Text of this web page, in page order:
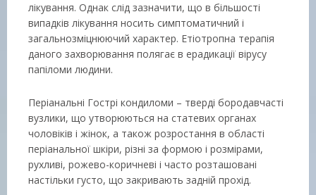
лікування. Однак слід зазначити, що в більшості
випадків лікування носить симптоматичний і
загальнозміцнюючий характер. Етіотропна терапія
даного захворювання полягає в ерадикації вірусу
папіломи людини.
Періанальні Гострі кондиломи – тверді бородавчасті
вузлики, що утворюються на статевих органах
чоловіків і жінок, а також розростання в області
періанальної шкіри, різні за формою і розмірами,
рухливі, рожево-коричневі і часто розташовані
настільки густо, що закривають задній прохід.